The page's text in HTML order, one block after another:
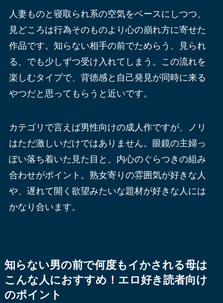
人妻ものと寝取られ系の空気をベースにしつつ、
見どころは行為そのものより心の崩れ方に寄せた
作品です。知らない相手の前でためらう、見られ
る、でも少しずつ受け入れてしまう。この流れを
楽しむタイプで、背徳感と自己発見が同時に来る
やつだと思ってもらうと近いです。
カテゴリで言えば男性向けの成人作ですが、ノリ
はただ激しいだけではありません。眼鏡の主婦っ
ぽい落ち着いた見た目と、内心のぐらつきの組み
合わせがポイント。熟女寄りの雰囲気が好きな人
や、遅れて開く欲望みたいな題材が好きな人には
かなり合います。
知らない男の前で何度もイかされる母は
こんな人におすすめ！エロ好き読者向け
のポイント